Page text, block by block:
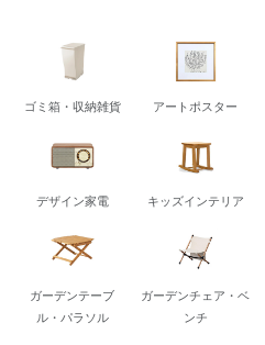
ゴミ箱・収納雑貨 アートポスター
デザイン家電 キッズインテリア
ガーデンテーブ
ル・パラソル
ガーデンチェア・ベ
ンチ